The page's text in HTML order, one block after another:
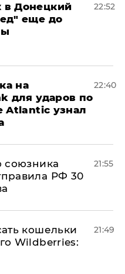
Донецкий
еще до
22:52
на
для ударов по
Atlantic узнал
22:40
союзника
РФ 30
21:55
кошельки
Wildberries:
21:49